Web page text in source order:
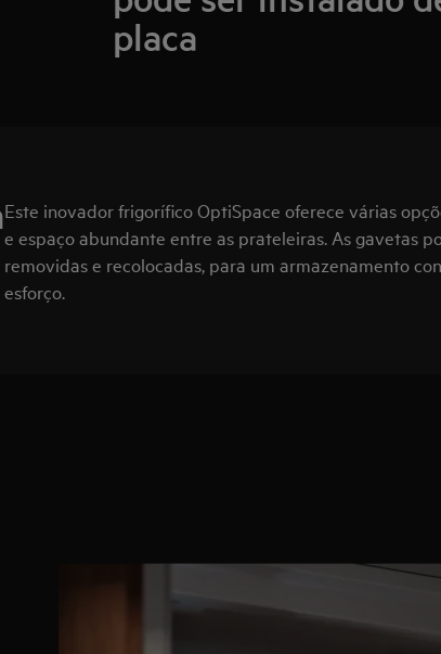
placa
Este inovador frigorífico OptiSpace oferece várias
e espaço abundante entre as prateleiras. As gavetas
removidas e recolocadas, para um armazenamento
esforço.